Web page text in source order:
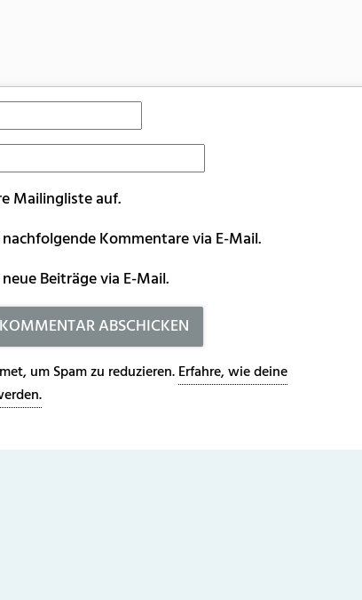
Mailingliste auf.
Kommentare via E-Mail.
Beiträge via E-Mail.
um Spam zu reduzieren.Erfahre, wie deine